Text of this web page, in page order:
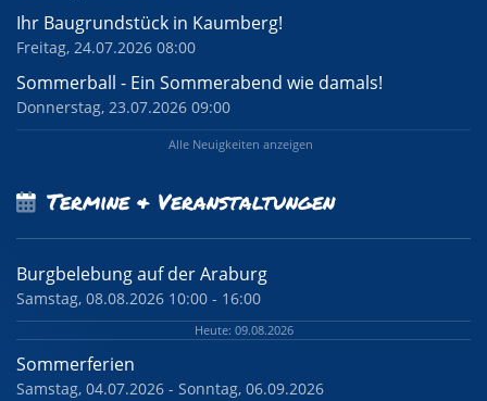
Ihr Baugrundstück in Kaumberg!
Freitag, 24.07.2026 08:00
Sommerball - Ein Sommerabend wie damals!
Donnerstag, 23.07.2026 09:00
Alle Neuigkeiten anzeigen
Termine & Veranstaltungen
Burgbelebung auf der Araburg
Samstag, 08.08.2026 10:00 - 16:00
Heute: 09.08.2026
Sommerferien
Samstag, 04.07.2026 - Sonntag, 06.09.2026